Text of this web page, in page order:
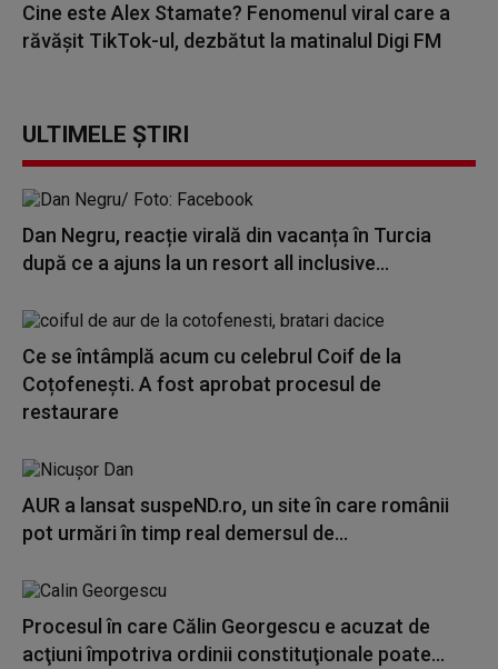
Cine este Alex Stamate? Fenomenul viral care a
răvășit TikTok-ul, dezbătut la matinalul Digi FM
ULTIMELE ȘTIRI
Dan Negru, reacție virală din vacanța în Turcia
după ce a ajuns la un resort all inclusive...
Ce se întâmplă acum cu celebrul Coif de la
Coțofenești. A fost aprobat procesul de
restaurare
AUR a lansat suspeND.ro, un site în care românii
pot urmări în timp real demersul de...
Procesul în care Călin Georgescu e acuzat de
acţiuni împotriva ordinii constituţionale poate...